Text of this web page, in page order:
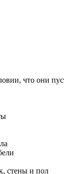
что они
стены и пол